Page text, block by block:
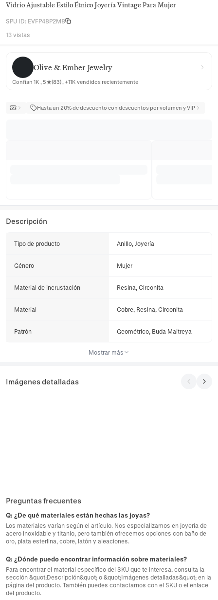
Vidrio Ajustable Estilo Étnico Joyería Vintage Para Mujer
SPU ID: EVFP48P2M8
13 vistas
Olive & Ember Jewelry
Olive & Ember Jewelry
Confían 1K , 5★(83) , +11K vendidos recientemente
Hasta un 20% de descuento con descuentos por volumen y VIP
Descripción
Tipo de producto Anillo, Joyería
Género Mujer
Material de incrustación Resina, Circonita
Material Cobre, Resina, Circonita
Patrón Geométrico, Buda Maitreya
Mostrar más
Imágenes detalladas
Preguntas frecuentes
Q: ¿De qué materiales están hechas las joyas?
Los materiales varían según el artículo. Nos especializamos en joyería de
acero inoxidable y titanio, pero también ofrecemos opciones con baño de
oro, plata esterlina, cobre, latón y aleaciones.
Q: ¿Dónde puedo encontrar información sobre materiales?
Para encontrar el material específico del SKU que te interesa, consulta la
sección &quot;Descripción&quot; o &quot;Imágenes detalladas&quot; en la
página del producto. También puedes contactarnos con el SKU o el enlace
del producto.